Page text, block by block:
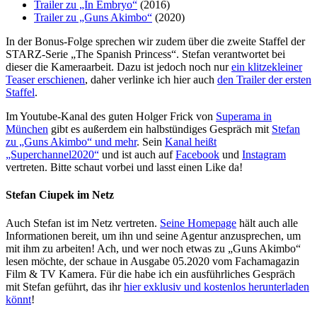
Trailer zu „In Embryo“ (2016)
Trailer zu „Guns Akimbo“ (2020)
In der Bonus-Folge sprechen wir zudem über die zweite Staffel der
STARZ-Serie „The Spanish Princess“. Stefan verantwortet bei
dieser die Kameraarbeit. Dazu ist jedoch noch nurein klitzekleiner
Teaser erschienen, daher verlinke ich hier auch den Trailer der ersten
Staffel.
Im Youtube-Kanal des guten Holger Frick von Superama in
München gibt es außerdem ein halbstündiges Gespräch mit Stefan
zu „Guns Akimbo“ und mehr. Sein Kanal heißt
„Superchannel2020“ und ist auch aufFacebook und Instagram
vertreten. Bitte schaut vorbei und lasst einen Like da!
Stefan Ciupek im Netz
Auch Stefan ist im Netz vertreten. Seine Homepage hält auch alle
Informationen bereit, um ihn und seine Agentur anzusprechen, um
mit ihm zu arbeiten! Ach, und wer noch etwas zu „Guns Akimbo“
lesen möchte, der schaue in Ausgabe 05.2020 vom Fachamagazin
Film & TV Kamera. Für die habe ich ein ausführliches Gespräch
mit Stefan geführt, das ihrhier exklusiv und kostenlos herunterladen
könnt!